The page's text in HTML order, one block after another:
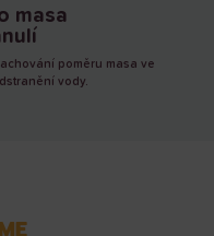
masa
poměru masa ve
vody.